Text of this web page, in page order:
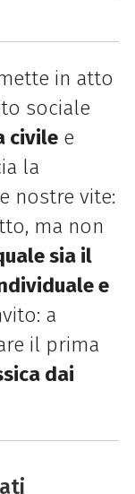
in atto
sociale
civilee
la
nostre vite:
ma non
sia il
e
a
il prima
dai